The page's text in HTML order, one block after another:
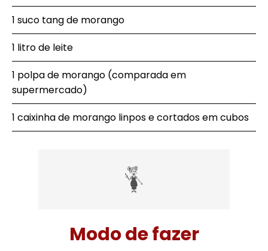
1 suco tang de morango
1 litro de leite
1 polpa de morango (comparada em
supermercado)
1 caixinha de morango linpos e cortados em cubos
Modo de fazer